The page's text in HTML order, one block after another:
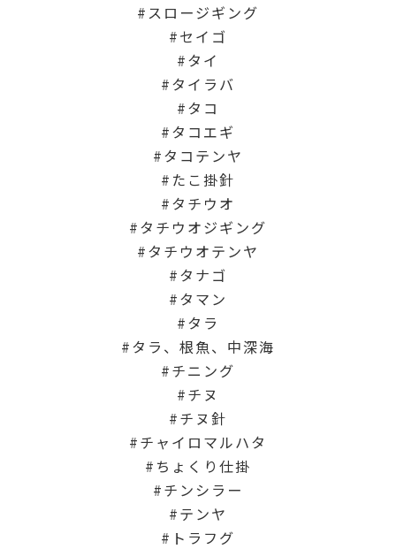
スロージギング
セイゴ
タイ
タイラバ
タコ
タコエギ
タコテンヤ
たこ掛針
タチウオ
タチウオジギング
タチウオテンヤ
タナゴ
タマン
タラ
タラ、根魚、中深海
チニング
チヌ
チヌ針
チャイロマルハタ
ちょくり仕掛
チンシラー
テンヤ
トラフグ